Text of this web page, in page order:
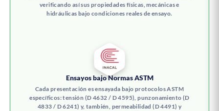
verificando así sus propiedades físicas, mecánicas e
hidráulicas bajo condiciones reales de ensayo.
Ensayos bajo Normas ASTM
Cada presentación es ensayada bajo protocolos ASTM
específicos: tensión (D 4632 / D 4595), punzonamiento (D
4833 / D 6241) y, también, permeabilidad (D 4491) y